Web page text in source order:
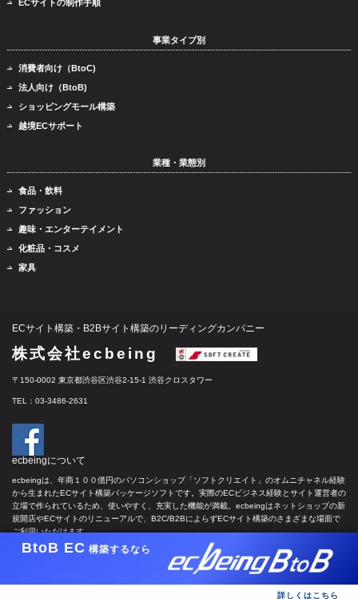
BtoB EC 構築するなら
詳しくはこちら
ECサイトの制作手順
事業タイプ別
消費者向け（BtoC)
法人向け（BtoB)
ショッピングモール構築
越境ECサポート
業種・業態別
食品・飲料
ファッション
趣味・エンターテイメント
化粧品・コスメ
家具
ECサイト構築・B2Bサイト構築のリーディングカンパニー
株式会社ecbeing
〒150-0002 東京都渋谷区渋谷2-15-1 渋谷クロスタワー
TEL：03-3486-2631
ecbeingについて
ecbeingは、年商１００億円のパソコンショップ「ソフトクリエイト」のオムニチャネル経験
から生まれたECサイト構築パッケージソフトです。実際のECビジネス経験とサイト運営者の
立場で作られているため、使いやすく、充実した機能が満載。ecbeingはネットショップの新
規開店やECサイトのリニューアルで、B2C/B2BによらずECサイト構築のさまざまな場面で
ご利用いただけます。